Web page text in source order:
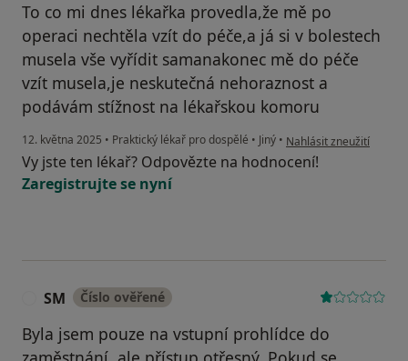
To co mi dnes lékařka provedla,že mě po
operaci nechtěla vzít do péče,a já si v bolestech
musela vše vyřídit samanakonec mě do péče
vzít musela,je neskutečná nehoraznost a
podávám stížnost na lékařskou komoru
12. května 2025 • Praktický lékař pro dospělé • Jiný • podle názoru uživatele
Nahlásit zneužití
Vy jste ten lékař? Odpovězte na hodnocení!
Zaregistrujte se nyní
SM Číslo ověřené
Byla jsem pouze na vstupní prohlídce do